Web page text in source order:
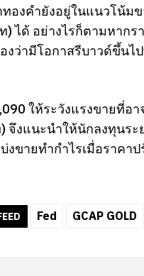
องคำยังอยู่ในแนวโน้ม
ได้ อย่างไรก็ตามหาก
ว่ามีโอกาสรีบาวด์ขึ้น
ให้ระวังแรงขายที่
จึงแนะนำให้นักลงทุนร
ายทำกำไรเมื่อราคา
Fed GCAP GOLD